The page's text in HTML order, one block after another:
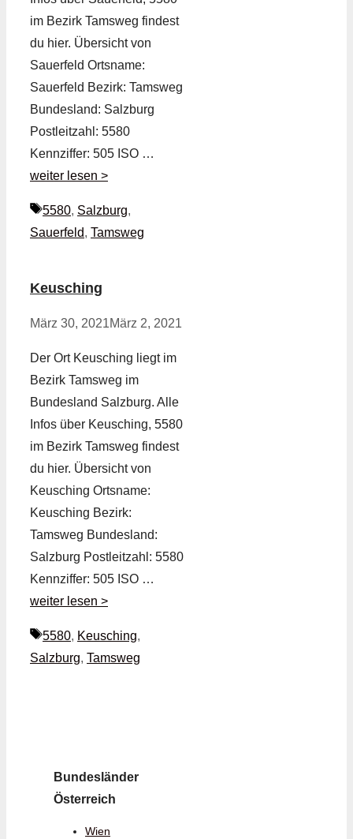
im Bezirk Tamsweg findest
du hier. Übersicht von
Sauerfeld Ortsname:
Sauerfeld Bezirk: Tamsweg
Bundesland: Salzburg
Postleitzahl: 5580
Kennziffer: 505 ISO …
weiter lesen >
Schlagwörter
5580, Salzburg,
Sauerfeld, Tamsweg
Keusching
März 30, 2021März 2, 2021
Der Ort Keusching liegt im
Bezirk Tamsweg im
Bundesland Salzburg. Alle
Infos über Keusching, 5580
im Bezirk Tamsweg findest
du hier. Übersicht von
Keusching Ortsname:
Keusching Bezirk:
Tamsweg Bundesland:
Salzburg Postleitzahl: 5580
Kennziffer: 505 ISO …
weiter lesen >
Schlagwörter
5580, Keusching,
Salzburg, Tamsweg
Bundesländer
Österreich
Wien